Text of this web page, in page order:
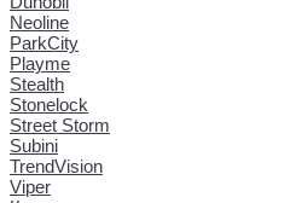
Neoline
ParkCity
Playme
Stealth
Stonelock
Street Storm
Subini
TrendVision
Viper